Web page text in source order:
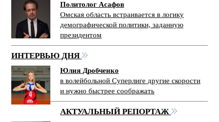
Политолог Асафов
Омская область встраивается в логику
демографической политики, заданную
президентом
ИНТЕРВЬЮ ДНЯ
Юлия Дробченко
в волейбольной Суперлиге другие скорости
и нужно быстрее соображать
АКТУАЛЬНЫЙ РЕПОРТАЖ